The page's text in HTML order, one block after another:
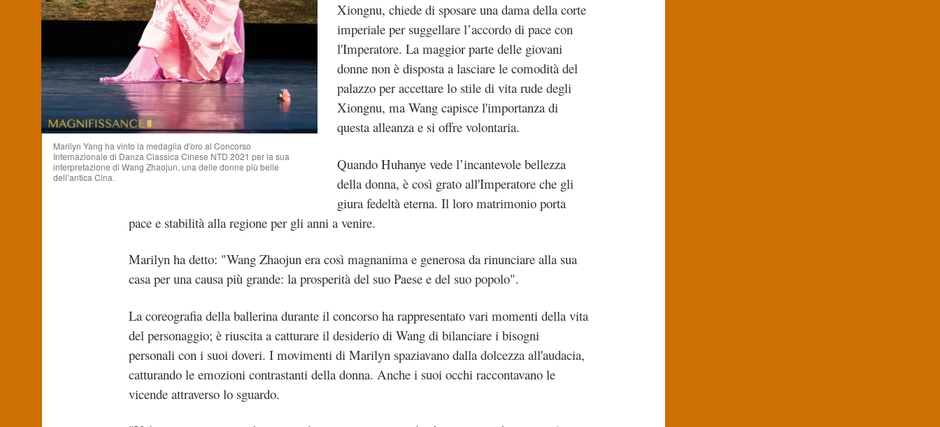
Marilyn Yang ha vinto la medaglia d'oro al Concorso
Internazionale di Danza Classica Cinese NTD 2021 per la sua
interpretazione di Wang Zhaojun, una delle donne più belle
dell’antica Cina.
Xiongnu, chiede di sposare una dama della corte
imperiale per suggellare l’accordo di pace con
l'Imperatore. La maggior parte delle giovani
donne non è disposta a lasciare le comodità del
palazzo per accettare lo stile di vita rude degli
Xiongnu, ma Wang capisce l'importanza di
questa alleanza e si offre volontaria.
Quando Huhanye vede l’incantevole bellezza
della donna, è così grato all'Imperatore che gli
giura fedeltà eterna. Il loro matrimonio porta
pace e stabilità alla regione per gli anni a venire.
Marilyn ha detto: "Wang Zhaojun era così magnanima e generosa da rinunciare alla sua
casa per una causa più grande: la prosperità del suo Paese e del suo popolo".
La coreografia della ballerina durante il concorso ha rappresentato vari momenti della vita
del personaggio; è riuscita a catturare il desiderio di Wang di bilanciare i bisogni
personali con i suoi doveri. I movimenti di Marilyn spaziavano dalla dolcezza all'audacia,
catturando le emozioni contrastanti della donna. Anche i suoi occhi raccontavano le
vicende attraverso lo sguardo.